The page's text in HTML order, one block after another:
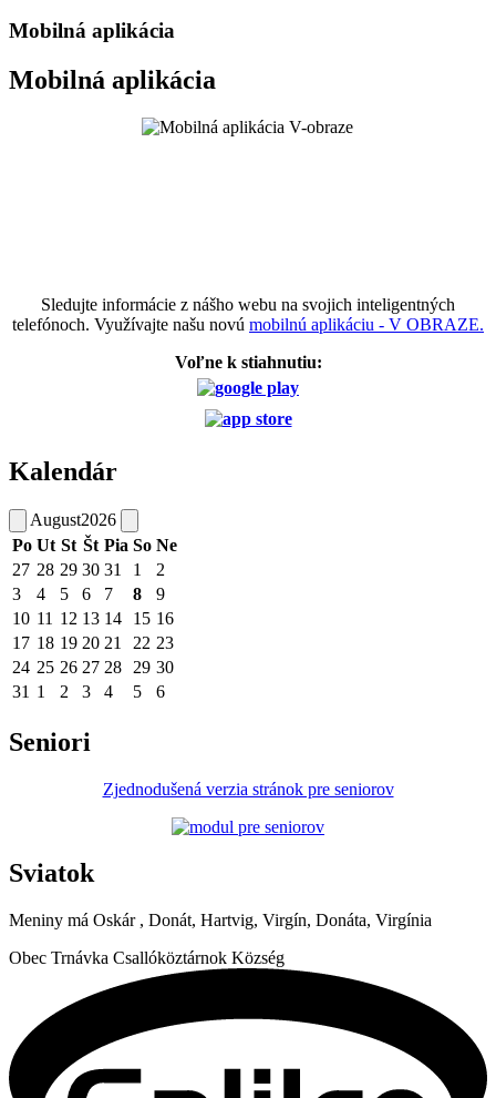
Mobilná aplikácia
Mobilná aplikácia
Sledujte informácie z nášho webu na svojich inteligentných
telefónoch. Využívajte našu novú mobilnú aplikáciu - V OBRAZE.
Voľne k stiahnutiu:
Kalendár
August2026
Po Ut St Št Pia So Ne
27 28 29 30 31 1
2
3
4 5 6 7 8
9
10 11 12 13 14 15 16
17 18 19 20 21 22 23
24 25 26 27 28 29 30
31 1 2 3 4 5 6
Seniori
Zjednodušená verzia stránok pre seniorov
Sviatok
Meniny má Oskár , Donát, Hartvig, Virgín, Donáta, Virgínia
Obec Trnávka Csallóköztárnok Község